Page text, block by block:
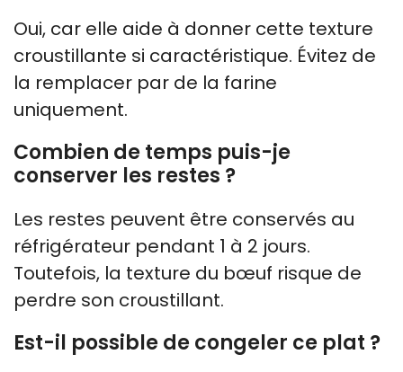
Oui, car elle aide à donner cette texture
croustillante si caractéristique. Évitez de
la remplacer par de la farine
uniquement.
Combien de temps puis-je
conserver les restes ?
Les restes peuvent être conservés au
réfrigérateur pendant 1 à 2 jours.
Toutefois, la texture du bœuf risque de
perdre son croustillant.
Est-il possible de congeler ce plat ?